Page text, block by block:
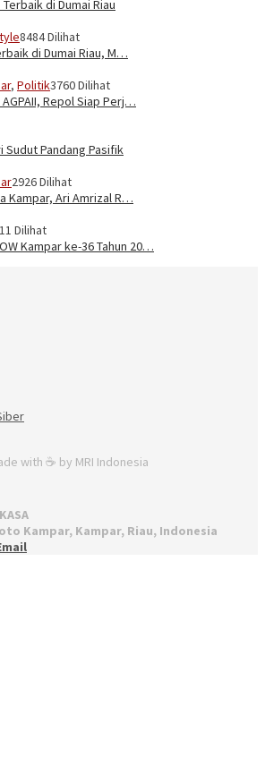
8484 Dilihat
di Dumai Riau, M…
, Politik3760 Dilihat
Repol Siap Perj…
Sudut Pandang Pasifik
2926 Dilihat
Kampar, Ari Amrizal R…
Dilihat
Kampar ke-36 Tahun 20…
with ☕ by MRI Indonesia
Kampar, Kampar, Riau, Indonesia